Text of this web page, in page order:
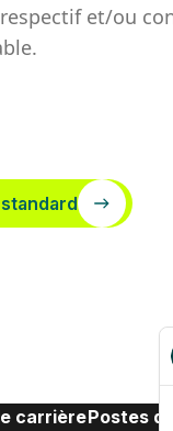
et/ou
carrièrePostes